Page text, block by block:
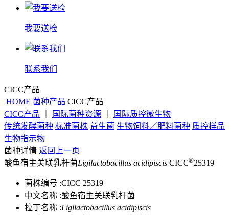
我要送检
联系我们
CICC产品
HOME 菌种产品 CICC产品
CICC产品
国际菌种资源
国际质控微生物
传统发酵菌种 标准菌株 益生菌 生物饲料／肥料菌种 质控样品
生物指示物
菌种详情 返回上一页
酸鱼宿主关联乳杆菌Ligilactobacillus acidipiscis CICC®25319
菌株编号 :CICC 25319
中文名称 :酸鱼宿主关联乳杆菌
拉丁名称 :Ligilactobacillus acidipiscis